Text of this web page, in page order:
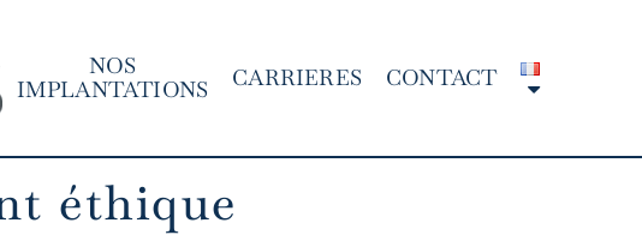
NOS
IMPLANTATIONS
CARRIERES CONTACT
éthique